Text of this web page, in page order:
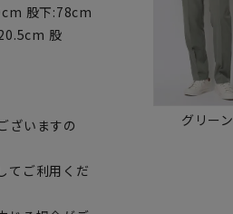
股下:78cm
股
ざいますの
てご利用くだ
グリーン